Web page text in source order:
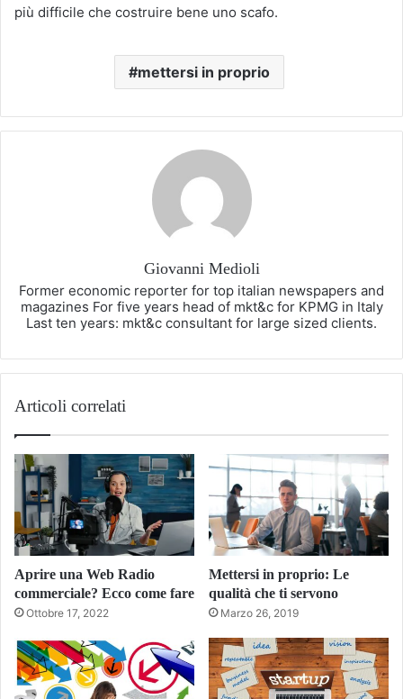
più difficile che costruire bene uno scafo.
mettersi in proprio
Giovanni Medioli
Former economic reporter for top italian newspapers and
magazines For five years head of mkt&c for KPMG in Italy
Last ten years: mkt&c consultant for large sized clients.
Articoli correlati
Aprire una Web Radio
commerciale? Ecco come fare
Ottobre 17, 2022
Mettersi in proprio: Le
qualità che ti servono
Marzo 26, 2019